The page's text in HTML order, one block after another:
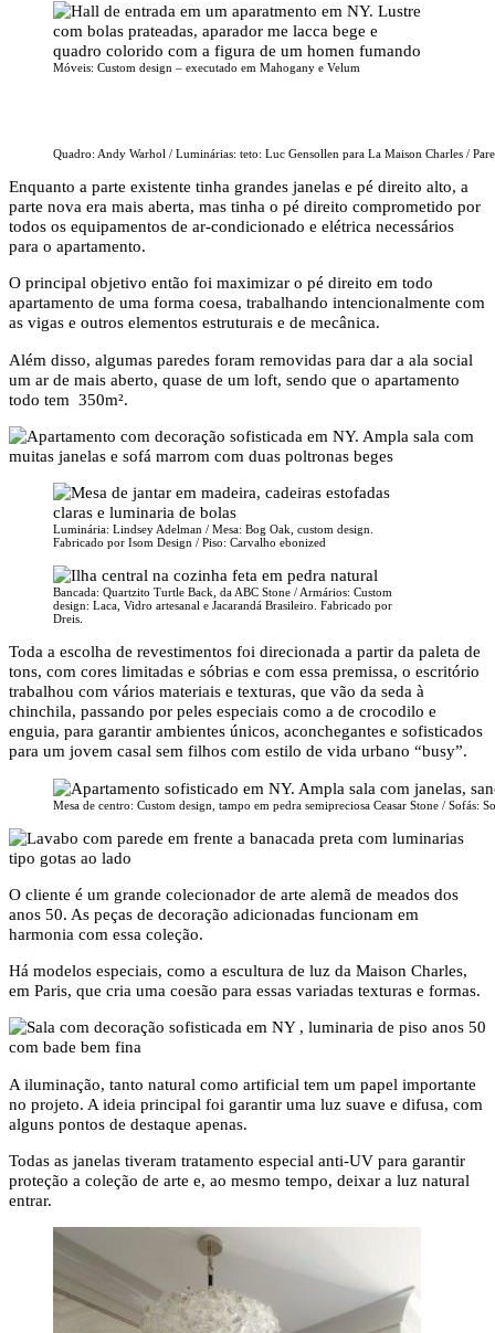
Móveis: Custom design – executado em Mahogany e Velum
Quadro: Andy Warhol / Luminárias: teto: Luc Gensollen para La Maison Charles /
Enquanto a parte existente tinha grandes janelas e pé direito alto, a
parte nova era mais aberta, mas tinha o pé direito comprometido por
todos os equipamentos de ar-condicionado e elétrica necessários
para o apartamento.
O principal objetivo então foi maximizar o pé direito em todo
apartamento de uma forma coesa, trabalhando intencionalmente com
as vigas e outros elementos estruturais e de mecânica.
Além disso, algumas paredes foram removidas para dar a ala social
um ar de mais aberto, quase de um loft, sendo que o apartamento
todo tem 350m².
Luminária: Lindsey Adelman / Mesa: Bog Oak, custom design.
Fabricado por Isom Design / Piso: Carvalho ebonized
Bancada: Quartzito Turtle Back, da ABC Stone / Armários: Custom
design: Laca, Vidro artesanal e Jacarandá Brasileiro. Fabricado por
Dreis.
Toda a escolha de revestimentos foi direcionada a partir da paleta de
tons, com cores limitadas e sóbrias e com essa premissa, o escritório
trabalhou com vários materiais e texturas, que vão da seda à
chinchila, passando por peles especiais como a de crocodilo e
enguia, para garantir ambientes únicos, aconchegantes e sofisticados
para um jovem casal sem filhos com estilo de vida urbano “busy”.
Mesa de centro: Custom design, tampo em pedra semipreciosa Ceasar Stone / Sofás:
O cliente é um grande colecionador de arte alemã de meados dos
anos 50. As peças de decoração adicionadas funcionam em
harmonia com essa coleção.
Há modelos especiais, como a escultura de luz da Maison Charles,
em Paris, que cria uma coesão para essas variadas texturas e formas.
A iluminação, tanto natural como artificial tem um papel importante
no projeto. A ideia principal foi garantir uma luz suave e difusa, com
alguns pontos de destaque apenas.
Todas as janelas tiveram tratamento especial anti-UV para garantir
proteção a coleção de arte e, ao mesmo tempo, deixar a luz natural
entrar.